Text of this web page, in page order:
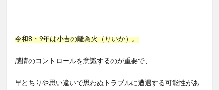
令和8・9年は小吉の離為火（りいか）。
感情のコントロールを意識するのが重要で、
早とちりや思い違いで思わぬトラブルに遭遇する可能性があ